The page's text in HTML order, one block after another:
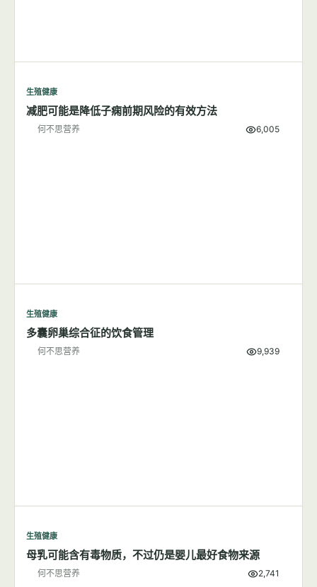
生殖健康
减肥可能是降低子痫前期风险的有效方法
何不思营养 6,005
生殖健康
多囊卵巢综合征的饮食管理
何不思营养 9,939
生殖健康
母乳可能含有毒物质，不过仍是婴儿最好食物来源
何不思营养 2,741